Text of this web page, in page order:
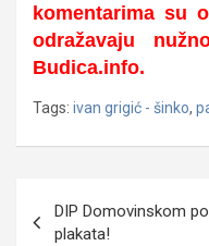
komentarima su
odražavaju
Budica.info.
Tags: ivan grigić - šinko,
objava
DIP Domovinskom
plakata!